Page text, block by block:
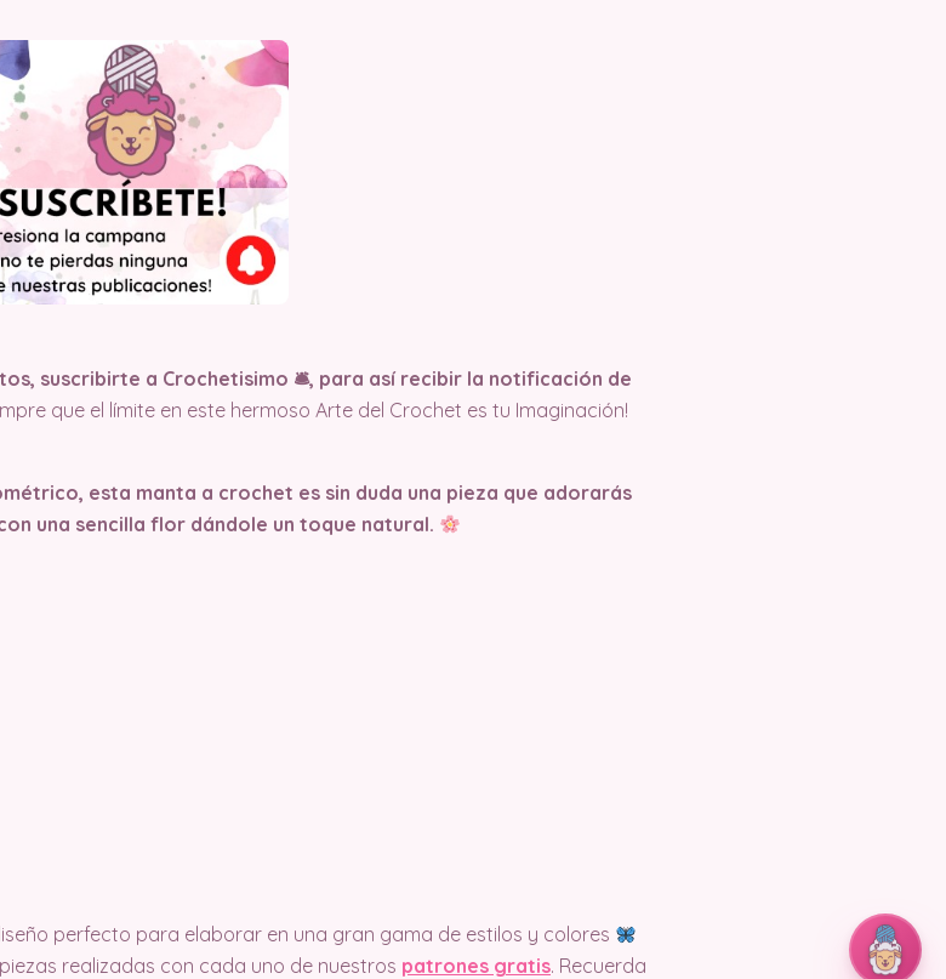
suscribirte a Crochetisimo 🛎, para así recibir la notificación de
que el límite en este hermoso Arte del Crochet es tu Imaginación!
esta manta a crochet es sin duda una pieza que adorarás
una sencilla flor dándole un toque natural.
perfecto para elaborar en una gran gama de estilos y colores
realizadas con cada uno de nuestros patrones gratis. Recuerda